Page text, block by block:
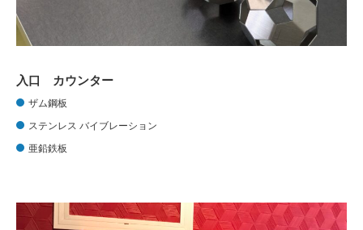
入口 カウンター
ザム鋼板
ステンレス バイブレーション
亜鉛鉄板